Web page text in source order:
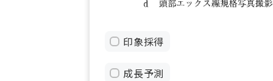
印象採得
成長予測